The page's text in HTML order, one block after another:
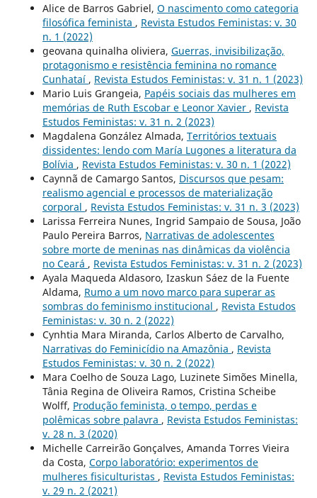
Alice de Barros Gabriel, O nascimento como categoria
filosófica feminista , Revista Estudos Feministas: v. 30
n. 1 (2022)
geovana quinalha oliviera, Guerras, invisibilização,
protagonismo e resistência feminina no romance
Cunhataí , Revista Estudos Feministas: v. 31 n. 1 (2023)
Mario Luis Grangeia, Papéis sociais das mulheres em
memórias de Ruth Escobar e Leonor Xavier , Revista
Estudos Feministas: v. 31 n. 2 (2023)
Magdalena González Almada, Territórios textuais
dissidentes: lendo com María Lugones a literatura da
Bolívia , Revista Estudos Feministas: v. 30 n. 1 (2022)
Caynnã de Camargo Santos, Discursos que pesam:
realismo agencial e processos de materialização
corporal , Revista Estudos Feministas: v. 31 n. 3 (2023)
Larissa Ferreira Nunes, Ingrid Sampaio de Sousa, João
Paulo Pereira Barros, Narrativas de adolescentes
sobre morte de meninas nas dinâmicas da violência
no Ceará , Revista Estudos Feministas: v. 31 n. 2 (2023)
Ayala Maqueda Aldasoro, Izaskun Sáez de la Fuente
Aldama, Rumo a um novo marco para superar as
sombras do feminismo institucional , Revista Estudos
Feministas: v. 30 n. 2 (2022)
Cynhtia Mara Miranda, Carlos Alberto de Carvalho,
Narrativas do Feminicídio na Amazônia , Revista
Estudos Feministas: v. 30 n. 2 (2022)
Mara Coelho de Souza Lago, Luzinete Simões Minella,
Tânia Regina de Oliveira Ramos, Cristina Scheibe
Wolff, Produção feminista, o tempo, perdas e
polêmicas sobre palavra , Revista Estudos Feministas:
v. 28 n. 3 (2020)
Michelle Carreirão Gonçalves, Amanda Torres Vieira
da Costa, Corpo laboratório: experimentos de
mulheres fisiculturistas , Revista Estudos Feministas:
v. 29 n. 2 (2021)